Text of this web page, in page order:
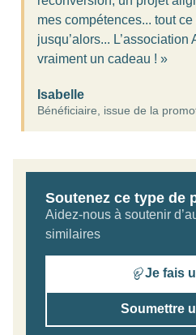
mes compétences... tout
jusqu’alors... L’association
vraiment un cadeau ! »
Isabelle
Bénéficiaire, issue de la
Soutenez ce type de
Aidez-nous à soutenir
similaires
Je fais
Soumettre